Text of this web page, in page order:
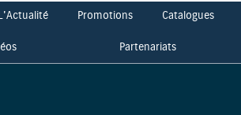
Promotions Catalogues
Partenariats